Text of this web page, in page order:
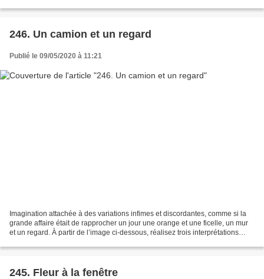
246. Un camion et un regard
Publié le 09/05/2020 à 11:21
Imagination attachée à des variations infimes et discordantes, comme si la
grande affaire était de rapprocher un jour une orange et une ficelle, un mur
et un regard. À partir de l’image ci-dessous, réalisez trois interprétations
245. Fleur à la fenêtre